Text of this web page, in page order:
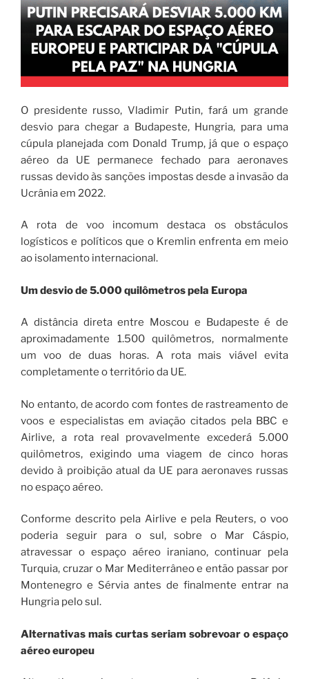
O presidente russo, Vladimir Putin, fará um grande
desvio para chegar a Budapeste, Hungria, para uma
cúpula planejada com Donald Trump, já que o espaço
aéreo da UE permanece fechado para aeronaves
russas devido às sanções impostas desde a invasão da
Ucrânia em 2022.
A rota de voo incomum destaca os obstáculos
logísticos e políticos que o Kremlin enfrenta em meio
ao isolamento internacional.
Um desvio de 5.000 quilômetros pela Europa
A distância direta entre Moscou e Budapeste é de
aproximadamente 1.500 quilômetros, normalmente
um voo de duas horas. A rota mais viável evita
completamente o território da UE.
No entanto, de acordo com fontes de rastreamento de
voos e especialistas em aviação citados pela BBC e
Airlive, a rota real provavelmente excederá 5.000
quilômetros, exigindo uma viagem de cinco horas
devido à proibição atual da UE para aeronaves russas
no espaço aéreo.
Conforme descrito pela Airlive e pela Reuters, o voo
poderia seguir para o sul, sobre o Mar Cáspio,
atravessar o espaço aéreo iraniano, continuar pela
Turquia, cruzar o Mar Mediterrâneo e então passar por
Montenegro e Sérvia antes de finalmente entrar na
Hungria pelo sul.
Alternativas mais curtas seriam sobrevoar o espaço
aéreo europeu